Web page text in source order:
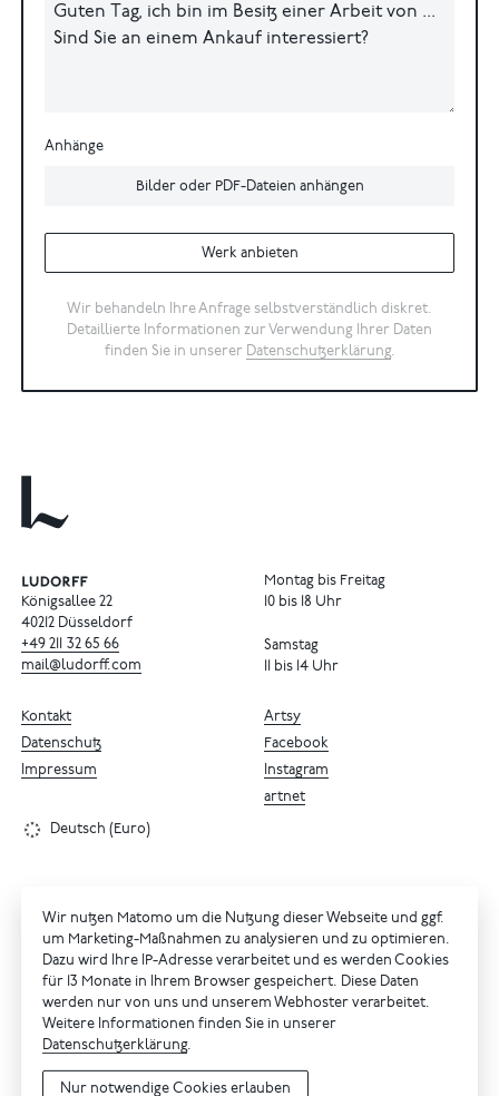
Anhänge
Bilder oder PDF-Dateien anhängen
Werk anbieten
Wir behandeln Ihre Anfrage selbstverständlich diskret.
Detaillierte Informationen zur Verwendung Ihrer Daten
finden Sie in unserer Datenschutzerklärung.
Königsallee 22
40212 Düsseldorf
+49 211 32 65 66
mail@ludorff.com
Montag bis Freitag
10 bis 18 Uhr
Samstag
11 bis 14 Uhr
Artsy
Facebook
Instagram
artnet
Kontakt
Datenschutz
Impressum
Deutsch (Euro)
Wir nutzen Matomo um die Nutzung dieser Webseite und ggf.
um Marketing-Maßnahmen zu analysieren und zu optimieren.
Dazu wird Ihre IP-Adresse verarbeitet und es werden Cookies
für 13 Monate in Ihrem Browser gespeichert. Diese Daten
werden nur von uns und unserem Webhoster verarbeitet.
Weitere Informationen finden Sie in unserer
Datenschutzerklärung.
Nur notwendige Cookies erlauben